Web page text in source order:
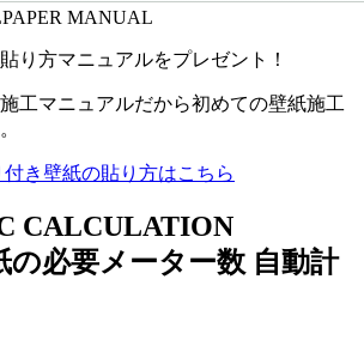
MANUAL
り方マニュアルをプレゼント！
工マニュアルだから初めての壁紙施工
き壁紙の貼り方はこちら
CALCULATION
の必要メーター数 自動計